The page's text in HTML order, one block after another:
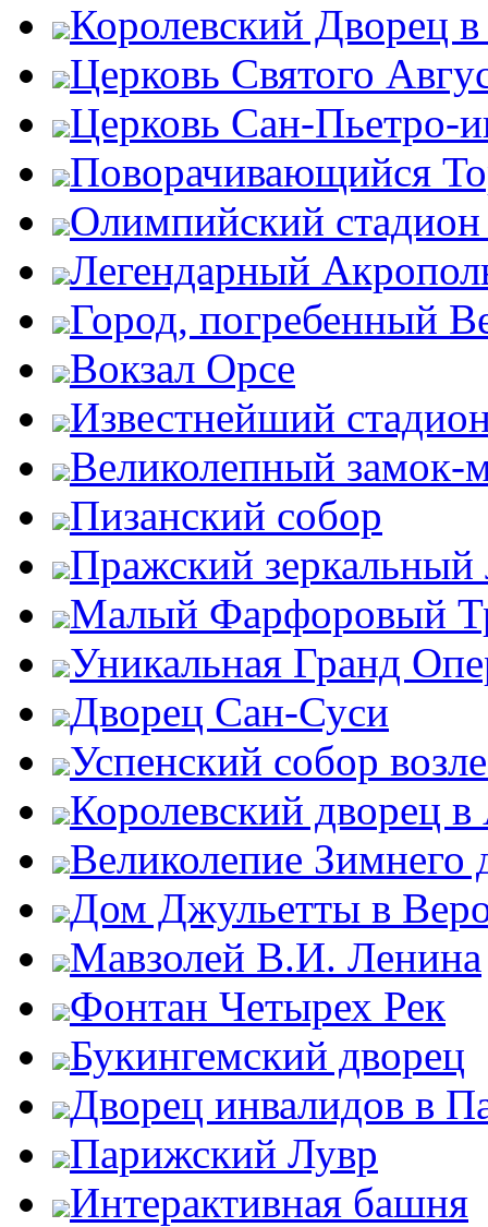
Королевский Дворец
Церковь Святого
Церковь Сан-Пьетро-
Поворачивающийся
Олимпийский
Легендарный
Город, погребенный
Вокзал Орсе
Известнейший
Великолепный
Пизанский собор
Пражский зеркальный
Малый Фарфоровый
Уникальная Гранд
Дворец Сан-Суси
Успенский собор
Королевский дворец
Великолепие
Дом Джульетты в
Мавзолей В.И. Ленина
Фонтан Четырех Рек
Букингемский дворец
Дворец инвалидов в
Парижский Лувр
Интерактивная башня